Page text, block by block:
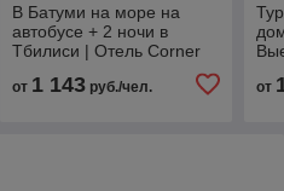
В Батуми на море на
автобусе + 2 ночи в
Тбилиси | Отель Corner
Inn Минск → Бобруйск →
Жлобин → Гомель
от 1 143руб./чел. от